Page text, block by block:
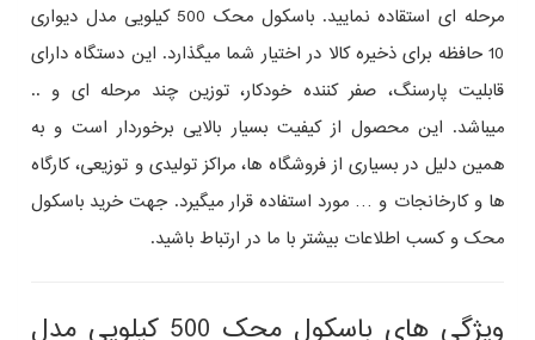
مرحله ای استقاده نمایید. باسکول محک 500 کیلویی مدل دیواری
10 حافظه برای ذخیره کالا در اختیار شما میگذارد. این دستگاه دارای
قابلیت پارسنگ، صفر کننده خودکار، توزین چند مرحله ای و ..
میباشد. این محصول از کیفیت بسیار بالایی برخوردار است و به
همین دلیل در بسیاری از فروشگاه ها، مراکز تولیدی و توزیعی، کارگاه
ها و کارخانجات و … مورد استفاده قرار میگیرد. جهت خرید باسکول
محک و کسب اطلاعات بیشتر با ما در ارتباط باشید.